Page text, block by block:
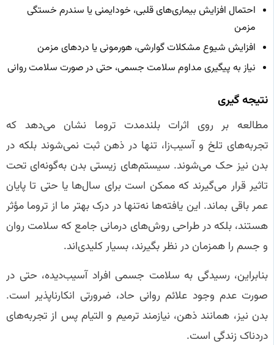
احتمال افزایش بیماری‌های قلبی، خودایمنی یا سندرم خستگی
مزمن
افزایش شیوع مشکلات گوارشی، هورمونی یا دردهای مزمن
نیاز به پیگیری مداوم سلامت جسمی، حتی در صورت سلامت روانی
نتیجه‌ گیری
مطالعه بر روی اثرات بلندمدت تروما نشان می‌دهد که
تجربه‌های تلخ و آسیب‌زا، تنها در ذهن ثبت نمی‌شوند بلکه در
بدن نیز حک می‌شوند. سیستم‌های زیستی بدن به‌گونه‌ای تحت
تاثیر قرار می‌گیرند که ممکن است برای سال‌ها یا حتی تا پایان
عمر باقی بماند. این یافته‌ها نه‌تنها در درک بهتر ما از تروما مؤثر
هستند، بلکه در طراحی روش‌های درمانی جامع که سلامت روان
و جسم را همزمان در نظر بگیرند، بسیار کلیدی‌اند.
بنابراین، رسیدگی به سلامت جسمی افراد آسیب‌دیده، حتی در
صورت عدم وجود علائم روانی حاد، ضرورتی انکارناپذیر است.
بدن نیز، همانند ذهن، نیازمند ترمیم و التیام پس از تجربه‌های
دردناک زندگی است.